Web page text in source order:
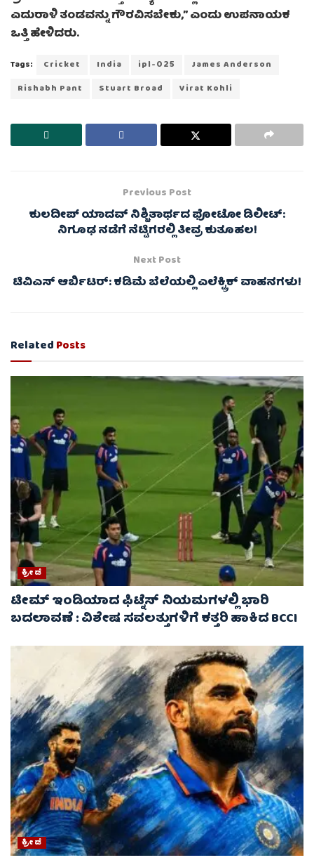
ಎದುರಾಳಿ ತಂಡವನ್ನು ಗೌರವಿಸಬೇಕು,” ಎಂದು ಉಪನಾಯಕ
ಒತ್ತಿ ಹೇಳಿದರು.
Tags: Cricket India ipl-025
James Anderson
Rishabh Pant
Stuart Broad Virat Kohli
Previous Post
ಕುಲದೀಪ್ ಯಾದವ್ ನಿಶ್ಚಿತಾರ್ಥದ ಫೋಟೋ ಡಿಲೀಟ್:
ನಿಗೂಢ ನಡೆಗೆ ನೆಟ್ಟಿಗರಲ್ಲಿ ತೀವ್ರ ಕುತೂಹಲ!
Next Post
ಟಿವಿಎಸ್ ಆರ್ಬಿಟರ್: ಕಡಿಮೆ ಬೆಲೆಯಲ್ಲಿ ಎಲೆಕ್ಟ್ರಿಕ್ ವಾಹನಗಳು!
RelatedPosts
ಕ್ರೀಡೆ
ಟೀಮ್ ಇಂಡಿಯಾದ ಫಿಟ್ನೆಸ್ ನಿಯಮಗಳಲ್ಲಿ ಭಾರಿ
ಬದಲಾವಣೆ : ವಿಶೇಷ ಸವಲತ್ತುಗಳಿಗೆ ಕತ್ತರಿ ಹಾಕಿದ BCCI
ಕ್ರೀಡೆ